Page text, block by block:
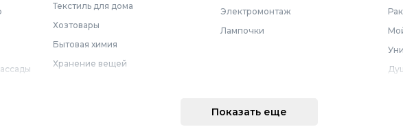
Текстиль для дома
Хозтовары
Бытовая химия
Хранение вещей
Электромонтаж
Лампочки
Показать еще